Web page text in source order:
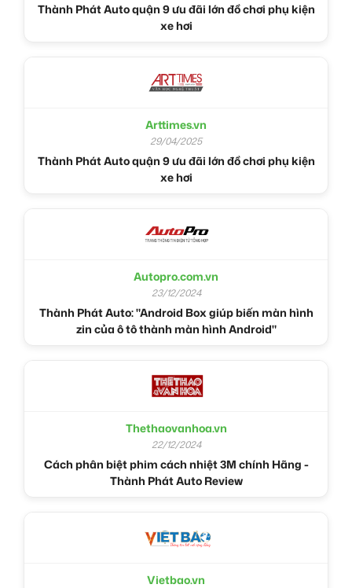
Thành Phát Auto quận 9 ưu đãi lớn đồ chơi phụ kiện
xe hơi
Arttimes.vn
29/04/2025
Thành Phát Auto quận 9 ưu đãi lớn đồ chơi phụ kiện
xe hơi
Autopro.com.vn
23/12/2024
Thành Phát Auto: "Android Box giúp biến màn hình
zin của ô tô thành màn hình Android"
Thethaovanhoa.vn
22/12/2024
Cách phân biệt phim cách nhiệt 3M chính Hãng -
Thành Phát Auto Review
Vietbao.vn